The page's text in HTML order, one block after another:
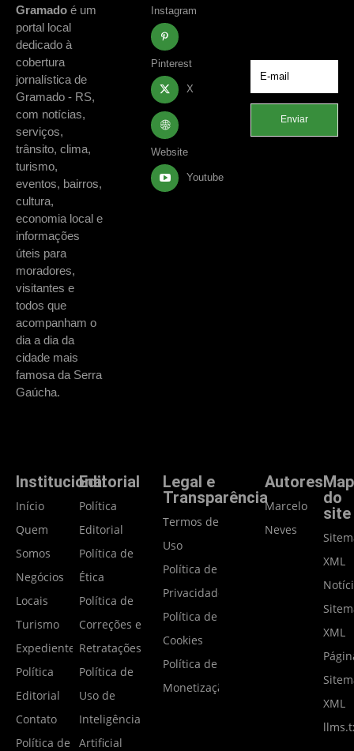
Gramado é um
portal local
dedicado à
cobertura
jornalística de
Gramado - RS,
com notícias,
serviços,
trânsito, clima,
turismo,
eventos, bairros,
cultura,
economia local e
informações
úteis para
moradores,
visitantes e
todos que
acompanham o
dia a dia da
cidade mais
famosa da Serra
Gaúcha.
Instagram
Pinterest
X
Website
Youtube
Enviar
Institucional
Início
Quem
Somos
Negócios
Locais
Turismo
Expediente
Política
Editorial
Contato
Política de
Editorial
Política
Editorial
Política de
Ética
Política de
Correções e
Retratações
Política de
Uso de
Inteligência
Artificial
Legal e
Transparência
Termos de
Uso
Política de
Privacidade
Política de
Cookies
Política de
Monetização
Autores
Marcelo
Neves
do
site
XML
XML
XML